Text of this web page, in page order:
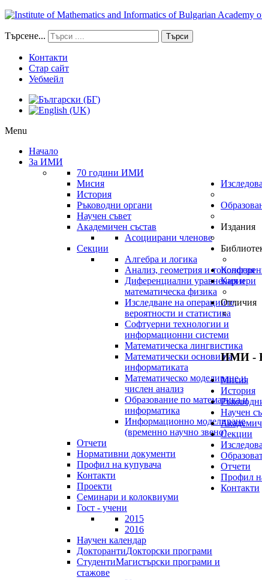
Търсене... Търси
Контакти
Стар сайт
Уебмейл
Menu
Начало
За ИМИ
70 години ИМИ
Мисия
История
Ръководни органи
Научен съвет
Академичен състав
Асоциирани членове
Секции
Алгебра и логика
Анализ, геометрия и топология
Диференциални уравнения и
математическа физика
Изследване на операциите,
вероятности и статистика
Софтуерни технологии и
информационни системи
Математическа лингвистика
Математически основи на
информатиката
Математическо моделиране и
числен анализ
Образование по математика и
информатика
Информационно моделиране
(временно научно звено)
Отчети
Нормативни документи
Профил на купувача
Контакти
Проекти
Семинари и колоквиуми
Гост - учени
2015
2016
Научен календар
ДокторантиДокторски програми
СтудентиМагистърски програми и
стажове
Издания
Кариери
Отличия
ИМИ -
Мисия
История
Научен
Секции
Отчети
Профил
Контакти